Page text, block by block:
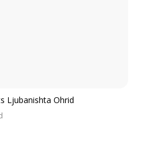
Ljubanishta Ohrid